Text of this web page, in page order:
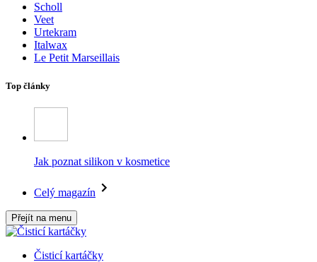
Scholl
Veet
Urtekram
Italwax
Le Petit Marseillais
Top články
Jak poznat silikon v kosmetice
Celý magazín
Přejít na menu
Čisticí kartáčky